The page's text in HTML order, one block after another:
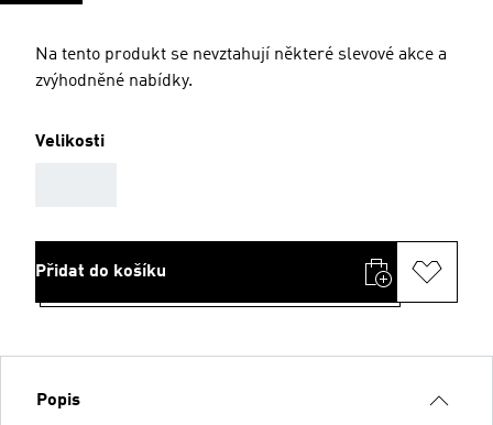
Na tento produkt se nevztahují některé slevové akce a
zvýhodněné nabídky.
Velikosti
Přidat do košíku
Popis